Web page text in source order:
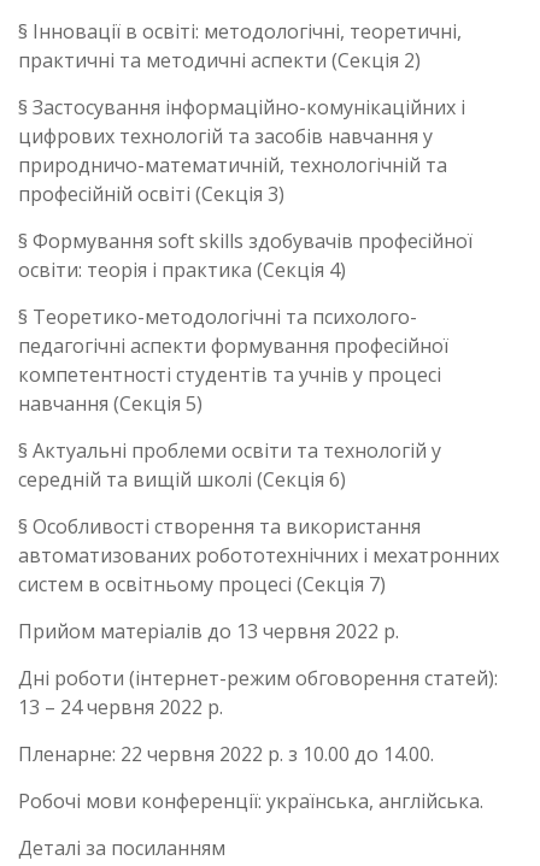
§ Інновації в освіті: методологічні, теоретичні,
практичні та методичні аспекти (Секція 2)
§ Застосування інформаційно-комунікаційних і
цифрових технологій та засобів навчання у
природничо-математичній, технологічній та
професійній освіті (Секція 3)
§ Формування soft skills здобувачів професійної
освіти: теорія і практика (Секція 4)
§ Теоретико-методологічні та психолого-
педагогічні аспекти формування професійної
компетентності студентів та учнів у процесі
навчання (Секція 5)
§ Актуальні проблеми освіти та технологій у
середній та вищій школі (Секція 6)
§ Особливості створення та використання
автоматизованих робототехнічних і мехатронних
систем в освітньому процесі (Секція 7)
Прийом матеріалів до 13 червня 2022 р.
Дні роботи (інтернет-режим обговорення статей):
13 – 24 червня 2022 р.
Пленарне: 22 червня 2022 р. з 10.00 до 14.00.
Робочі мови конференції: українська, англійська.
Деталі за посиланням